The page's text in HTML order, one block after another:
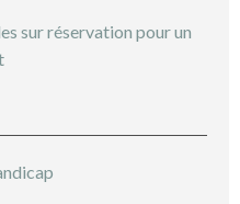
sur réservation pour un